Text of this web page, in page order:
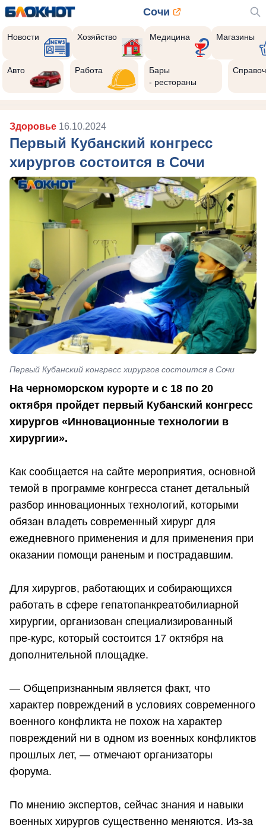
Сочи
Новости Хозяйство Медицина Магазины
Авто Работа
Бары
- рестораны
Здоровье 16.10.2024
Первый Кубанский конгресс
хирургов состоится в Сочи
Первый Кубанский конгресс хирургов состоится в Сочи
На черноморском курорте и с 18 по 20
октября пройдет первый Кубанский конгресс
хирургов «Инновационные технологии в
хирургии».
Как сообщается на сайте мероприятия, основной
темой в программе конгресса станет детальный
разбор инновационных технологий, которыми
обязан владеть современный хирург для
ежедневного применения и для применения при
оказании помощи раненым и пострадавшим.
Для хирургов, работающих и собирающихся
работать в сфере гепатопанкреатобилиарной
хирургии, организован специализированный
пре-курс, который состоится 17 октября на
дополнительной площадке.
— Общепризнанным является факт, что
характер повреждений в условиях современного
военного конфликта не похож на характер
повреждений ни в одном из военных конфликтов
прошлых лет, — отмечают организаторы
форума.
По мнению экспертов, сейчас знания и навыки
военных хирургов существенно меняются. Из-за